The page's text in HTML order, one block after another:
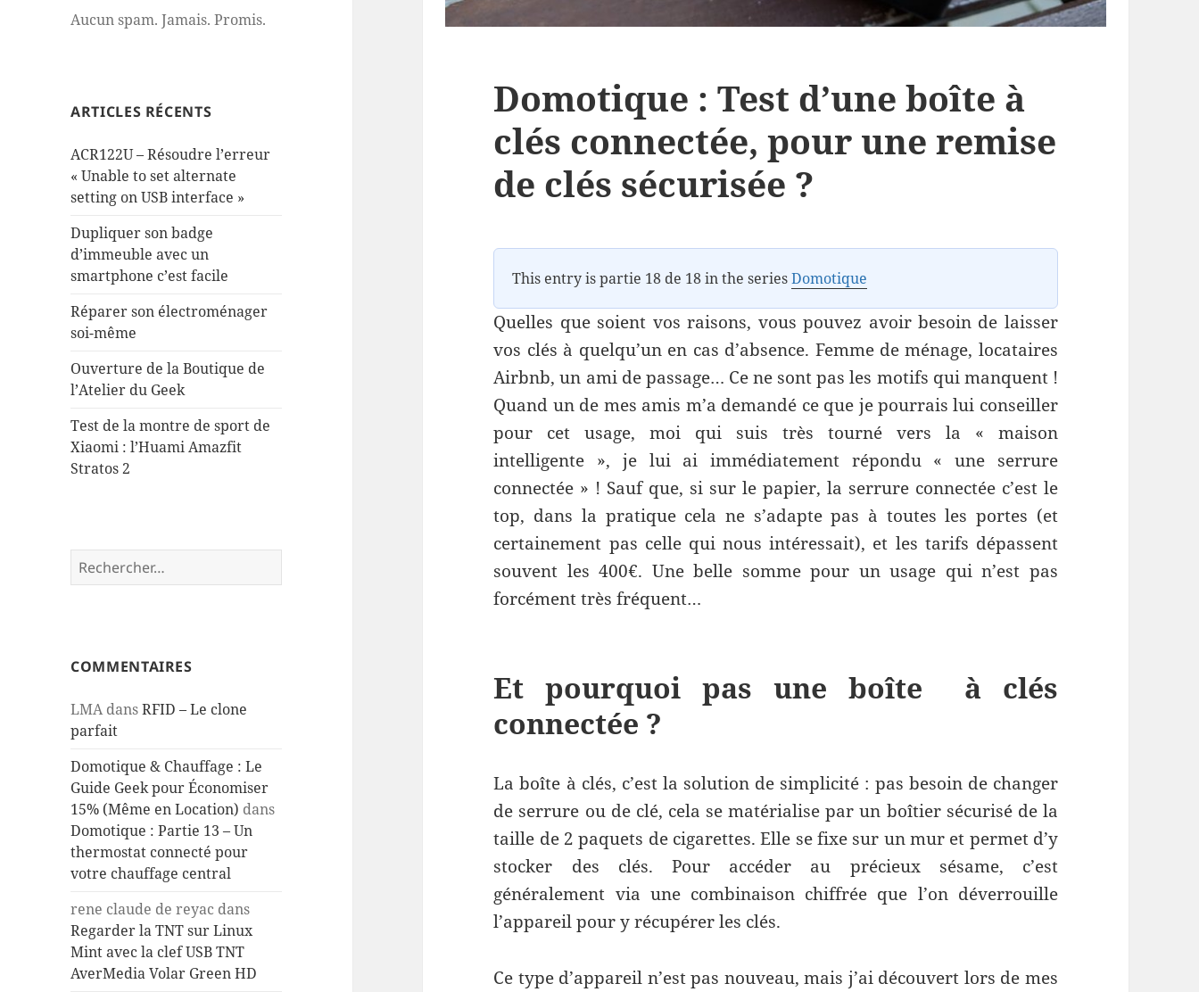
Aucun spam. Jamais. Promis.
ARTICLES RÉCENTS
ACR122U – Résoudre l’erreur
« Unable to set alternate
setting on USB interface »
Dupliquer son badge
d’immeuble avec un
smartphone c’est facile
Réparer son électroménager
soi-même
Ouverture de la Boutique de
l’Atelier du Geek
Test de la montre de sport de
Xiaomi : l’Huami Amazfit
Stratos 2
Rechercher :
COMMENTAIRES
LMAdansRFID – Le clone
parfait
Domotique & Chauffage : Le
Guide Geek pour Économiser
15% (Même en Location) dans
Domotique : Partie 13 – Un
thermostat connecté pour
votre chauffage central
rene claude de reyac dans
Regarder la TNT sur Linux
Mint avec la clef USB TNT
AverMedia Volar Green HD
Domotique : Test d’une boîte à
clés connectée, pour une remise
de clés sécurisée ?
This entry is partie 18 de 18 in the seriesDomotique
Quelles que soient vos raisons, vous pouvez avoir besoin de laisser
vos clés à quelqu’un en cas d’absence. Femme de ménage, locataires
Airbnb, un ami de passage… Ce ne sont pas les motifs qui manquent !
Quand un de mes amis m’a demandé ce que je pourrais lui conseiller
pour cet usage, moi qui suis très tourné vers la « maison
intelligente », je lui ai immédiatement répondu « une serrure
connectée » ! Sauf que, si sur le papier, la serrure connectée c’est le
top, dans la pratique cela ne s’adapte pas à toutes les portes (et
certainement pas celle qui nous intéressait), et les tarifs dépassent
souvent les 400€. Une belle somme pour un usage qui n’est pas
forcément très fréquent…
Et pourquoi pas une boîte à clés
connectée ?
La boîte à clés, c’est la solution de simplicité : pas besoin de changer
de serrure ou de clé, cela se matérialise par un boîtier sécurisé de la
taille de 2 paquets de cigarettes. Elle se fixe sur un mur et permet d’y
stocker des clés. Pour accéder au précieux sésame, c’est
généralement via une combinaison chiffrée que l’on déverrouille
l’appareil pour y récupérer les clés.
Ce type d’appareil n’est pas nouveau, mais j’ai découvert lors de mes